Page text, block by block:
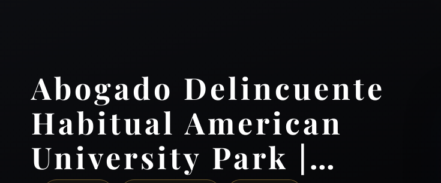
Abogado Delincuente
Habitual American
University Park |…